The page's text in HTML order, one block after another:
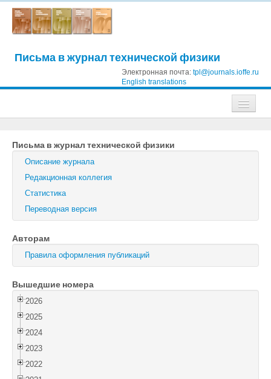
Письма в журнал технической физики
Электронная почта: tpl@journals.ioffe.ru
English translations
Журнал технической физики
Письма в Журнал технической физики
Физика твердого тела
Физика и техника полупроводников
Оптика и спектроскопия
Поиск
Войти
Письма в журнал технической физики
Описание журнала
Редакционная коллегия
Статистика
Переводная версия
Авторам
Правила оформления публикаций
Вышедшие номера
2026
2025
2024
2023
2022